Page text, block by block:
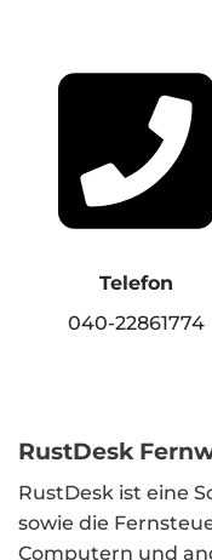
Telefon
040-22861774
RustDesk
RustDesk ist eine
sowie die
Computern und